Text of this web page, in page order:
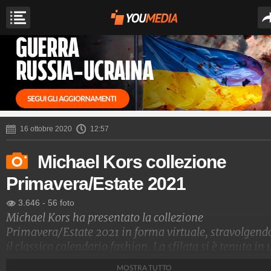
16 ottobre 2020 12:57
Michael Kors collezione
Primavera/Estate 2021
3.646 - 56 foto
Michael Kors ha presentato la collezione
Primavera/Estate 2021 in forma virtuale,
il classico calendario fashion. La sfilata si è tenuta in
MOSTRA TUTTO